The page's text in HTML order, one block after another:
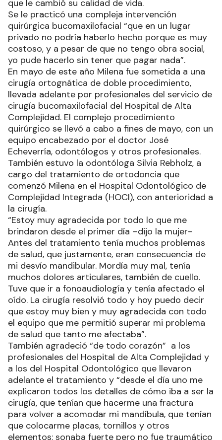
que le cambió su calidad de vida.
Se le practicó una compleja intervención
quirúrgica bucomaxilofacial “que en un lugar
privado no podría haberlo hecho porque es muy
costoso, y a pesar de que no tengo obra social,
yo pude hacerlo sin tener que pagar nada”.
En mayo de este año Milena fue sometida a una
cirugía ortognática de doble procedimiento,
llevada adelante por profesionales del servicio de
cirugía bucomaxilofacial del Hospital de Alta
Complejidad. El complejo procedimiento
quirúrgico se llevó a cabo a fines de mayo, con un
equipo encabezado por el doctor José
Echeverría, odontólogos y otros profesionales.
También estuvo la odontóloga Silvia Rebholz, a
cargo del tratamiento de ortodoncia que
comenzó Milena en el Hospital Odontológico de
Complejidad Integrada (HOCI), con anterioridad a
la cirugía.
“Estoy muy agradecida por todo lo que me
brindaron desde el primer día –dijo la mujer-
Antes del tratamiento tenía muchos problemas
de salud, que justamente, eran consecuencia de
mi desvío mandibular. Mordía muy mal, tenía
muchos dolores articulares, también de cuello.
Tuve que ir a fonoaudiología y tenía afectado el
oído. La cirugía resolvió todo y hoy puedo decir
que estoy muy bien y muy agradecida con todo
el equipo que me permitió superar mi problema
de salud que tanto me afectaba”.
También agradeció “de todo corazón” a los
profesionales del Hospital de Alta Complejidad y
a los del Hospital Odontológico que llevaron
adelante el tratamiento y “desde el día uno me
explicaron todos los detalles de cómo iba a ser la
cirugía, que tenían que hacerme una fractura
para volver a acomodar mi mandíbula, que tenían
que colocarme placas, tornillos y otros
elementos; sonaba fuerte pero no fue traumático